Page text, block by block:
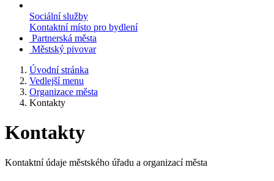
Sociální služby
Kontaktní místo pro bydlení
Partnerská města
Městský pivovar
Úvodní stránka
Vedlejší menu
Organizace města
Kontakty
Kontakty
Kontaktní údaje městského úřadu a organizací města